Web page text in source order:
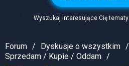
Wyszukaj interesujące Cię tematy
Forum
Dyskusje o wszystkim
Sprzedam / Kupie / Oddam